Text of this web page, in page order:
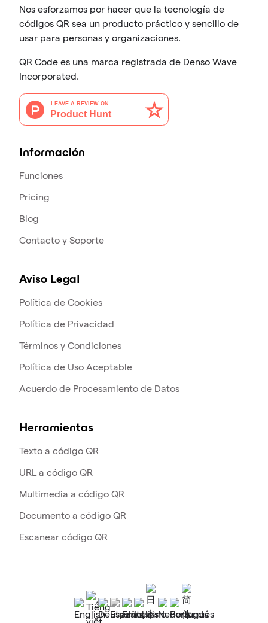
Nos esforzamos por hacer que la tecnología de
códigos QR sea un producto práctico y sencillo de
usar para personas y organizaciones.
QR Code es una marca registrada de Denso Wave
Incorporated.
Información
Funciones
Pricing
Blog
Contacto y Soporte
Aviso Legal
Política de Cookies
Política de Privacidad
Términos y Condiciones
Política de Uso Aceptable
Acuerdo de Procesamiento de Datos
Herramientas
Texto a código QR
URL a código QR
Multimedia a código QR
Documento a código QR
Escanear código QR